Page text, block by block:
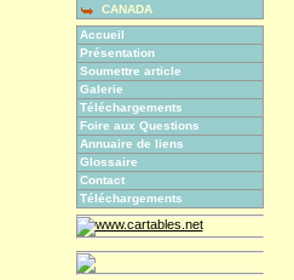
CANADA
Accueil
Présentation
Soumettre article
Galerie
Téléchargements
Foire aux Questions
Annuaire de liens
Glossaire
Contact
Téléchargements